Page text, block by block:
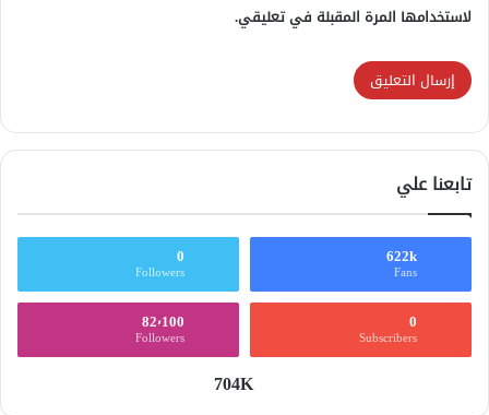
لاستخدامها المرة المقبلة في تعليقي.
تابعنا علي
622k
Fans
0
Followers
0
Subscribers
82٬100
Followers
704K